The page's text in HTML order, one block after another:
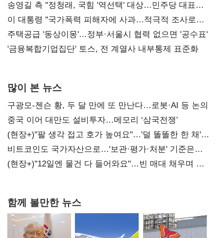
리모델링' 제안
송영길 측 "정청래, 국힘 '역선택' 대상…민주당 대표로
총선 지휘 못해"
이 대통령 "국가폭력 피해자에 사과…적극적 조사로
진실 밝혀야"
주택공급 '동상이몽'…정부·서울시 협력 없으면 '공수표'
'금융복합기업집단' 토스, 전 계열사 내부통제 표준화
많이 본 뉴스
구광모-젠슨 황, 두 달 만에 또 만난다…로봇·AI 등 논의
중국 이어 대만도 설비투자…메모리 ‘삼국전쟁’
(현장+)"팔 생각 접고 호가 높여요"…'덜 똘똘한 한 채'
20억 키맞추기
비트코인도 국가자산으로…'보관·평가·처분' 기준은
숙제
(현장+)"12일엔 물건 다 들어와요"…빈 매대 채우며 문
함께 볼만한 뉴스